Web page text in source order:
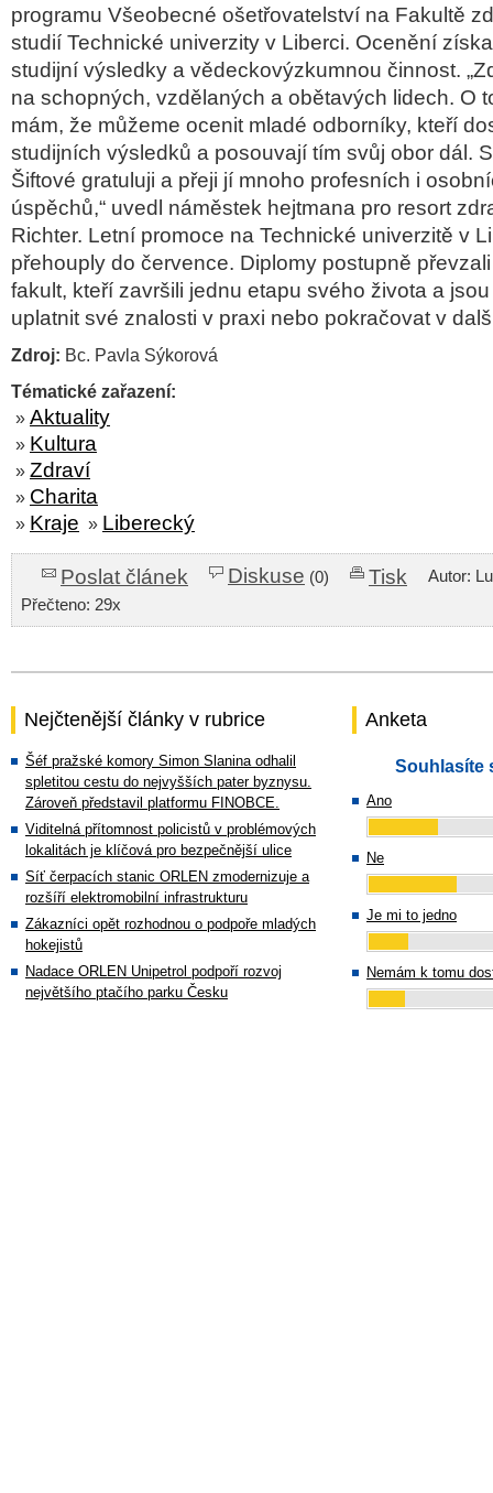
programu Všeobecné ošetřovatelství na Fakultě
studií Technické univerzity v Liberci. Ocenění
studijní výsledky a vědeckovýzkumnou činnost.
na schopných, vzdělaných a obětavých lidech. O
mám, že můžeme ocenit mladé odborníky, kteří
studijních výsledků a posouvají tím svůj obor dál.
Šiftové gratuluji a přeji jí mnoho profesních i
úspěchů,“ uvedl náměstek hejtmana pro resort
Richter. Letní promoce na Technické univerzitě v
přehouply do července. Diplomy postupně
fakult, kteří završili jednu etapu svého života a
uplatnit své znalosti v praxi nebo pokračovat v
Zdroj: Bc. Pavla Sýkorová
Tématické zařazení:
» Aktuality
» Kultura
» Zdraví
» Charita
» Kraje » Liberecký
Poslat článek Diskuse (0) Tisk
Autor:
Přečteno: 29x
Nejčtenější články v rubrice
Šéf pražské komory Simon Slanina odhalil
spletitou cestu do nejvyšších pater byznysu.
Zároveň představil platformu FINOBCE.
Viditelná přítomnost policistů v problémových
lokalitách je klíčová pro bezpečnější ulice
Síť čerpacích stanic ORLEN zmodernizuje a
rozšíří elektromobilní infrastrukturu
Zákazníci opět rozhodnou o podpoře mladých
hokejistů
Nadace ORLEN Unipetrol podpoří rozvoj
největšího ptačího parku Česku
Anketa
Souhlasíte
Ano
Ne
Je mi to jedno
Nemám k tomu